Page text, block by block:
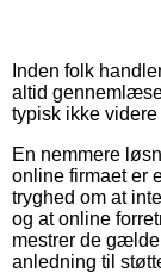
Inden folk
altid
typisk ikke
En nemmere
online firmaet er
tryghed om at
og at online
mestrer de
anledning til